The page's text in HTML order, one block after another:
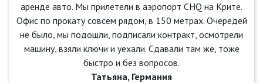
аренде авто. Мы прилетели в аэропорт CHQ на Крите.
Офис по прокату совсем рядом, в 150 метрах. Очередей
не было, мы подошли, подписали контракт, осмотрели
машину, взяли ключи и уехали. Сдавали там же, тоже
быстро и без вопросов.
Татьяна, Германия